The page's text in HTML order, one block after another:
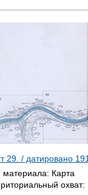
29. / датировано
материала: Карта
охват: